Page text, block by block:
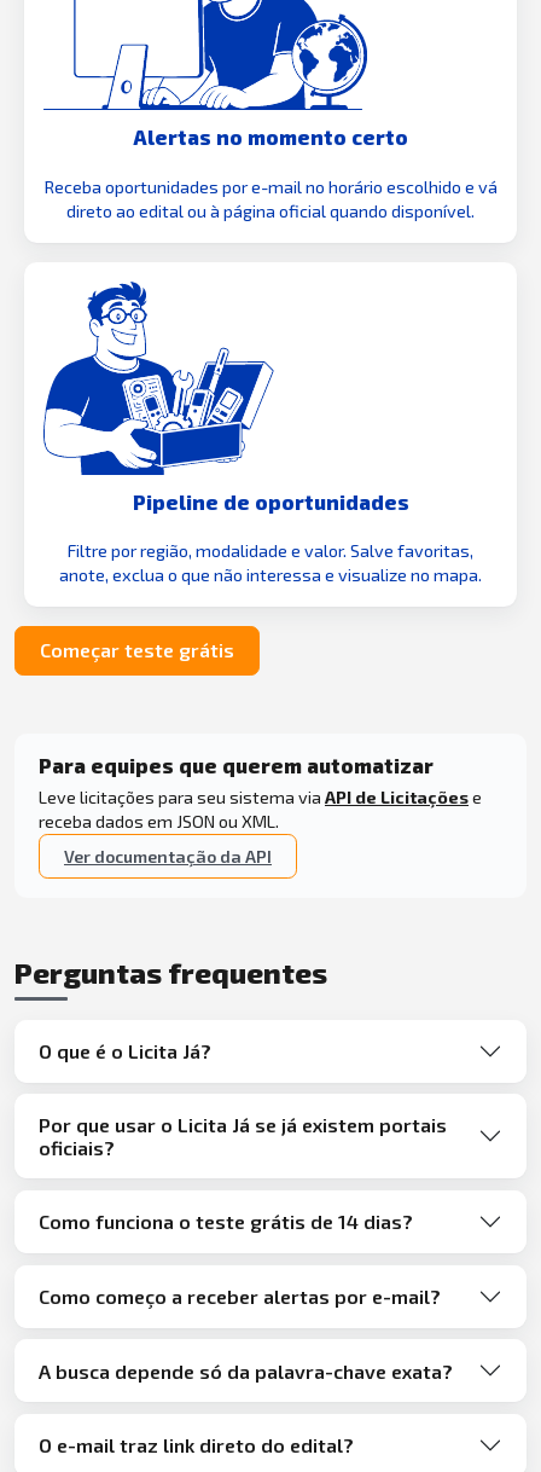
Alertas no momento certo
Receba oportunidades por e-mail no horário escolhido e vá
direto ao edital ou à página oficial quando disponível.
Pipeline de oportunidades
Filtre por região, modalidade e valor. Salve favoritas,
anote, exclua o que não interessa e visualize no mapa.
Começar teste grátis
Para equipes que querem automatizar
Leve licitações para seu sistema via API de Licitaçõese
receba dados em JSON ou XML.
Ver documentação da API
Perguntas frequentes
O que é o Licita Já?
Por que usar o Licita Já se já existem portais
oficiais?
Como funciona o teste grátis de 14 dias?
Como começo a receber alertas por e-mail?
A busca depende só da palavra-chave exata?
O e-mail traz link direto do edital?